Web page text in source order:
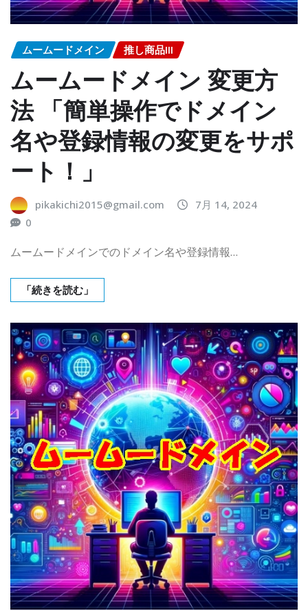
ムームードメイン 推し商品III
ムームードメイン 変更方
法 「簡単操作でドメイン
名や登録情報の変更をサポ
ート！」
pikakichi2015@gmail.com
7月 14, 2024
0
ムームードメインでのドメイン名や登録情報…
「続きを読む」